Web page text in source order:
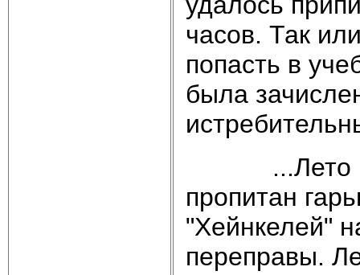
часов. Так
попасть в
была
...Лето
пропитан
"Хейнкелей"
переправы.